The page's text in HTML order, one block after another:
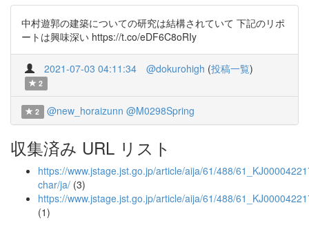
中村遊郭の建築についての研究は結構されていて 下記のリポ
ートは興味深い https://t.co/eDF6C8oRIy
2021-07-03 04:11:34 @dokurohigh (投稿一覧)
2
2 @new_horaizunn @M0298Spring
収集済み URL リスト
https://www.jstage.jst.go.jp/article/aija/61/488/
char/ja/ (3)
https://www.jstage.jst.go.jp/article/aija/61/488/
(1)